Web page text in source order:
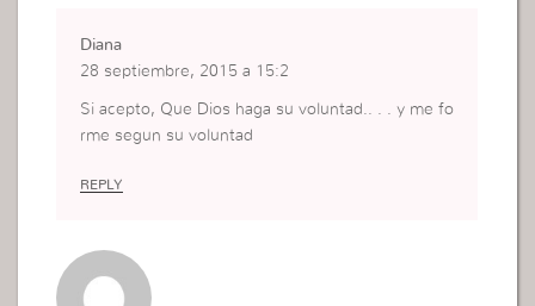
Diana
28 septiembre, 2015 a 15:2
Si acepto, Que Dios haga su voluntad.. . . y me fo
rme segun su voluntad
REPLY